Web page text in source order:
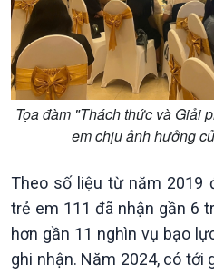
Tọa đàm "Thách thức và Giải
em chịu ảnh hưởng
Theo số liệu từ năm 2019
trẻ em 111 đã nhận gần 6
hơn gần 11 nghìn vụ bạo
ghi nhận. Năm 2024, có tới